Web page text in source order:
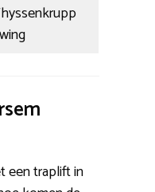
een traplift in